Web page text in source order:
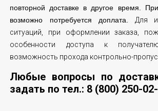
повторной доставке в другое время.
возможно потребуется доплата. Для
ситуаций, при оформлении заказа,
особенности доступа к
возможность прохода контрольно-
Любые вопросы по
задать по тел.: 8 (800) 250-